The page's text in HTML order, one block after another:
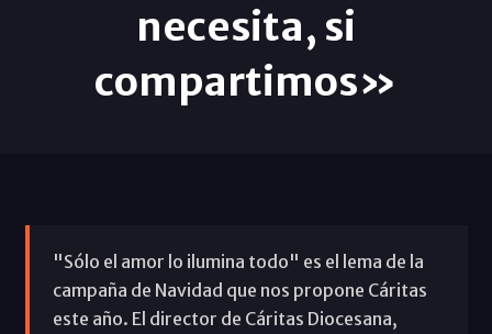
necesita, si
compartimos»
"Sólo el amor lo ilumina todo" es el lema de la
campaña de Navidad que nos propone Cáritas
este año. El director de Cáritas Diocesana,